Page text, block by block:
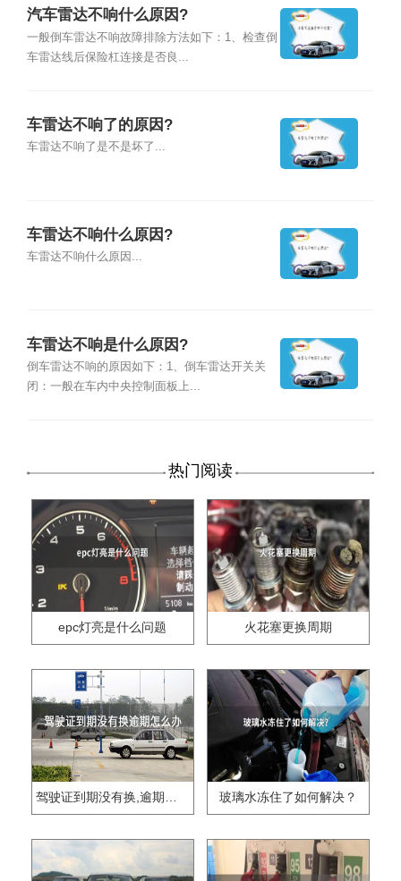
汽车雷达不响什么原因?
一般倒车雷达不响故障排除方法如下：1、检查倒
车雷达线后保险杠连接是否良...
车雷达不响了的原因?
车雷达不响了是不是坏了...
车雷达不响什么原因?
车雷达不响什么原因...
车雷达不响是什么原因?
倒车雷达不响的原因如下：1、倒车雷达开关关
闭：一般在车内中央控制面板上...
热门阅读
epc灯亮是什么问题 火花塞更换周期
驾驶证到期没有换,逾期怎么办?? 玻璃水冻住了如何解决？